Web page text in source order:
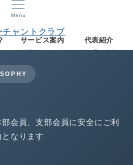
Menu
サービス案内 代表紹介
会員、支部会員に安全にご利
なります